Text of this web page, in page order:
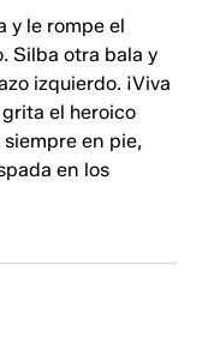
y le rompe el
Silba otra bala y
izquierdo. ¡Viva
el heroico
en pie,
en los